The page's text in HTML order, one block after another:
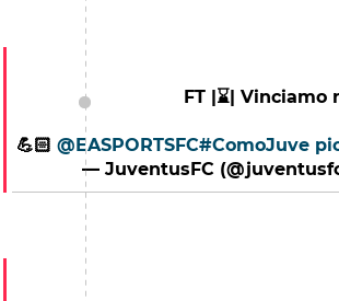
FT |⌛| Vinciamo
💪🏻@EASPORTSFC#ComoJuve
— JuventusFC